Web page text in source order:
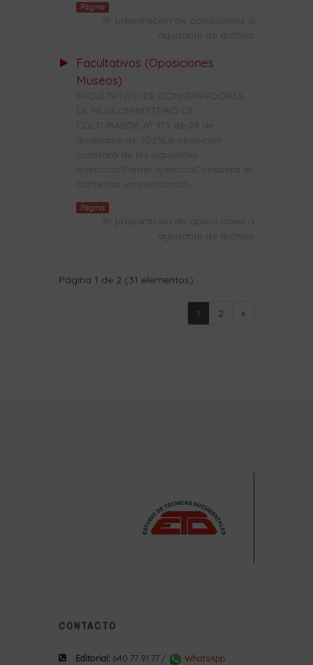
Página
preparacion de oposiciones a
ayudante de archivo
Facultativos (Oposiciones
Museos)
FACULTATIVO DE CONSERVADORES
DE MUSEOMINISTERIO DE
CULTURABOE nº 313 de 29 de
diciembre de 2025La oposición
constará de los siguientes
ejercicios:Primer ejercicioConsistirá en
contestar un cuestionari...
Página
preparacion de oposiciones a
ayudante de archivo
Página 1 de 2 (31 elementos)
1 2 »
CONTACTO
Editorial: 640 77 91 77 /
WhatsApp